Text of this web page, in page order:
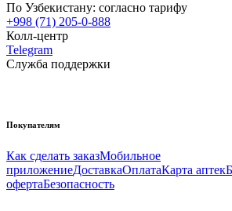
По Узбекистану: согласно тарифу
+998 (71) 205-0-888
Колл-центр
Telegram
Служба поддержки
Покупателям
Как сделать заказМобильное
приложениеДоставкаОплатаКарта аптек
офертаБезопасность